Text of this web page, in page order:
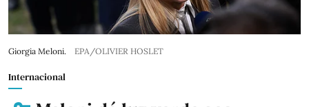
Giorgia Meloni. EPA/OLIVIER HOSLET
Internacional